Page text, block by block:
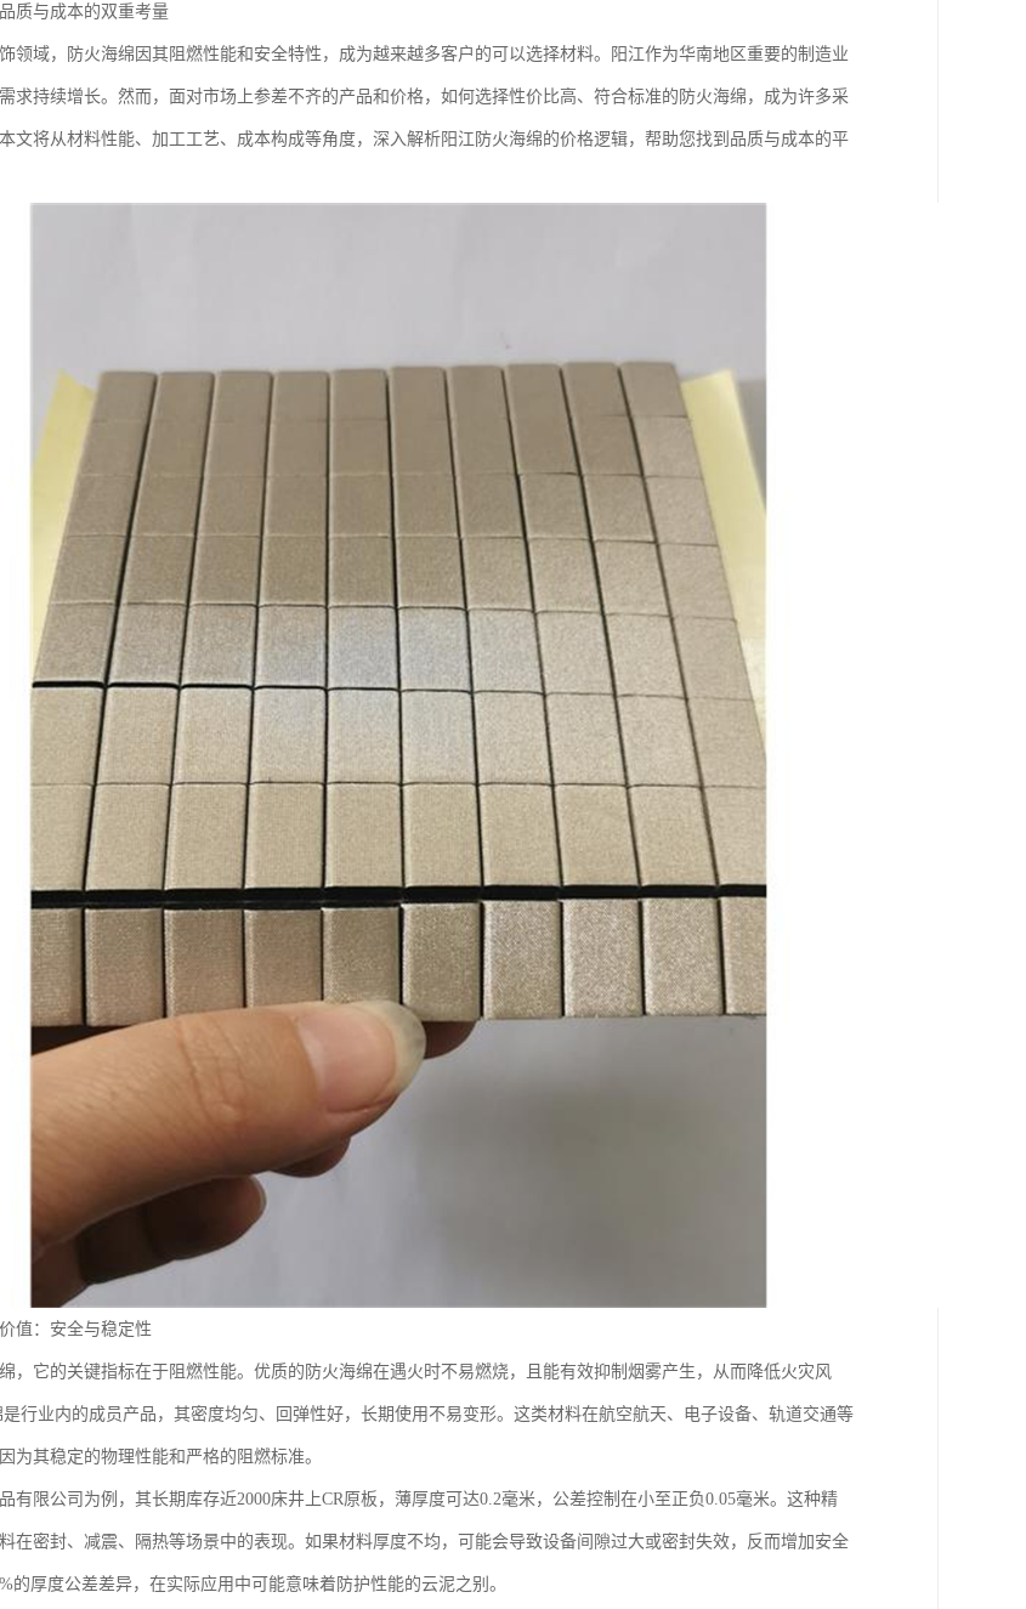
质与成本的双重考量
领域，防火海绵因其阻燃性能和安全特性，成为越来越多客户的可以选择材料。阳江作为华南地区重要的制造业
求持续增长。然而，面对市场上参差不齐的产品和价格，如何选择性价比高、符合标准的防火海绵，成为许多采
文将从材料性能、加工工艺、成本构成等角度，深入解析阳江防火海绵的价格逻辑，帮助您找到品质与成本的平
值：安全与稳定性
，它的关键指标在于阻燃性能。优质的防火海绵在遇火时不易燃烧，且能有效抑制烟雾产生，从而降低火灾风
是行业内的成员产品，其密度均匀、回弹性好，长期使用不易变形。这类材料在航空航天、电子设备、轨道交通等
为其稳定的物理性能和严格的阻燃标准。
有限公司为例，其长期库存近2000床井上CR原板，薄厚度可达0.2毫米，公差控制在小至正负0.05毫米。这种精
在密封、减震、隔热等场景中的表现。如果材料厚度不均，可能会导致设备间隙过大或密封失效，反而增加安全
的厚度公差差异，在实际应用中可能意味着防护性能的云泥之别。